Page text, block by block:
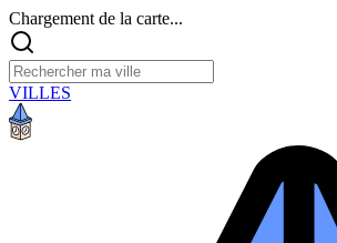
Chargement de la carte...
VILLES